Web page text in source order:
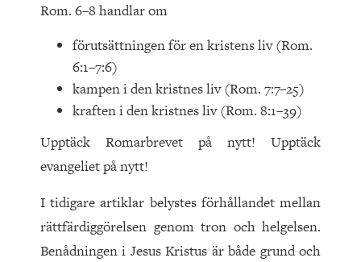
Rom. 6–8 handlar om
förutsättningen för en kristens liv (Rom.
6:1–7:6)
kampen i den kristnes liv (Rom. 7:7–25)
kraften i den kristnes liv (Rom. 8:1–39)
Upptäck Romarbrevet på nytt! Upptäck
evangeliet på nytt!
I tidigare artiklar belystes förhållandet mellan
rättfärdiggörelsen genom tron och helgelsen.
Benådningen i Jesus Kristus är både grund och